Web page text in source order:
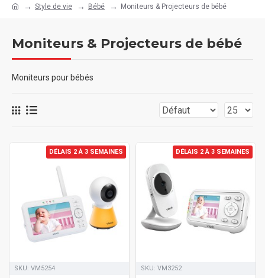
Style de vie Bébé Moniteurs & Projecteurs de bébé
Moniteurs & Projecteurs de bébé
Moniteurs pour bébés
DÉLAIS 2 À 3 SEMAINES
SKU: VM5254
DÉLAIS 2 À 3 SEMAINES
SKU: VM3252